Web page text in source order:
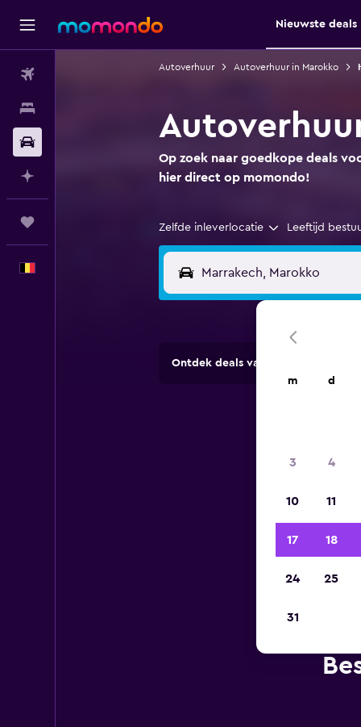
Nieuwste deals
Autoverhuur Autoverhuur in Marokko
Op zoek naar goedkope deals
hier direct op momondo!
Zelfde inleverlocatie Leeftijd
Ontdek deals van
m d
3 4
10 11
17 18
24 25
31